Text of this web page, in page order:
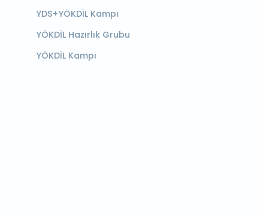
YDS+YÖKDİL Kampı
YÖKDİL Hazırlık Grubu
YÖKDİL Kampı